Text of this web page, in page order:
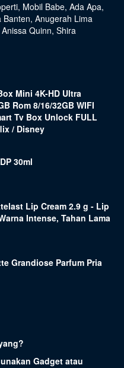
, Mobil Babe, Ada Apa,
Banten, Anugerah Lima
Anissa Quinn, Shira
Mini 4K-HD Ultra
Rom 8/16/32GB WIFI
Tv Box Unlock FULL
/ Disney
30ml
Lip Cream 2.9 g - Lip
Intense, Tahan Lama
Grandiose Parfum Pria
Gadget atau